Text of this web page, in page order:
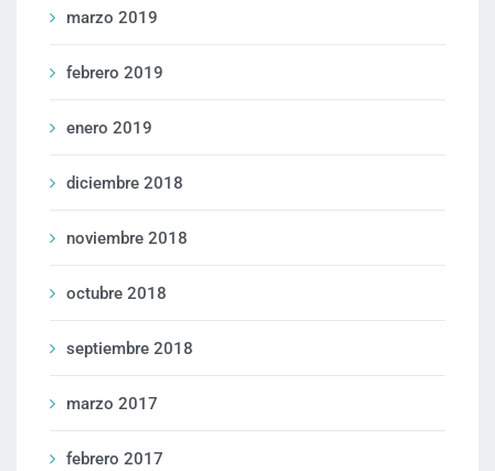
marzo 2019
febrero 2019
enero 2019
diciembre 2018
noviembre 2018
octubre 2018
septiembre 2018
marzo 2017
febrero 2017